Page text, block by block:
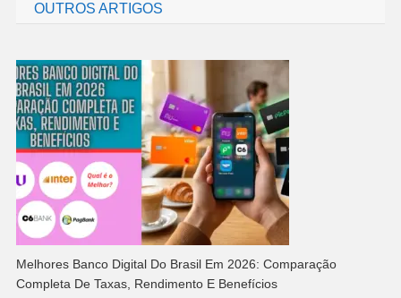
Post
OUTROS ARTIGOS
Melhores Banco Digital Do Brasil Em 2026: Comparação
Completa De Taxas, Rendimento E Benefícios